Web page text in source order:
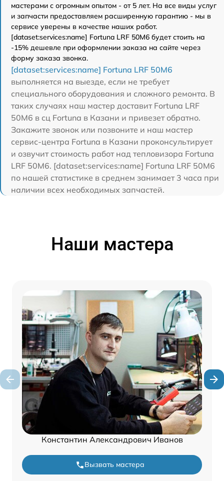
мастерами с огромным опытом - от 5 лет. На все виды услуг
и запчасти предоставляем расширенную гарантию - мы в
сервисе уверены в качестве наших работ.
[dataset:services:name] Fortuna LRF 50M6 будет стоить на
-15% дешевле при оформлении заказа на сайте через
форму заказа звонка.
[dataset:services:name] Fortuna LRF 50M6
выполняется на выезде, если не требует
специального оборудования и сложного ремонта. В
таких случаях наш мастер доставит Fortuna LRF
50M6 в сц Fortuna в Казани и привезет обратно.
Закажите звонок или позвоните и наш мастер
сервис-центра Fortuna в Казани проконсультирует
и озвучит стоимость работ над тепловизора Fortuna
LRF 50M6. [dataset:services:name] Fortuna LRF 50M6
по нашей статистике в среднем занимает 3 часа при
наличии всех необходимых запчастей.
Наши мастера
Константин Александрович Иванов
Вызвать мастера